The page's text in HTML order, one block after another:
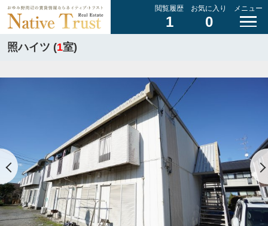
閲覧履歴
1
お気に入り
0
メニュー
照ハイツ (1室)